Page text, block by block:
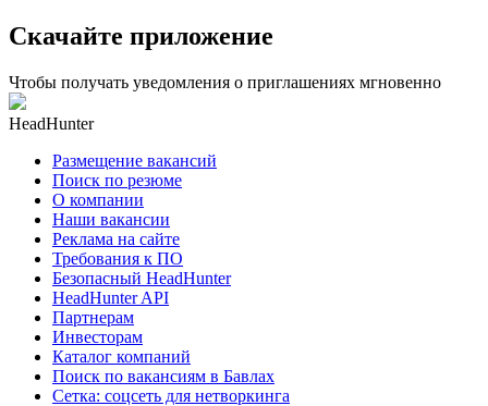
Скачайте приложение
Чтобы получать уведомления о приглашениях мгновенно
HeadHunter
Размещение вакансий
Поиск по резюме
О компании
Наши вакансии
Реклама на сайте
Требования к ПО
Безопасный HeadHunter
HeadHunter API
Партнерам
Инвесторам
Каталог компаний
Поиск по вакансиям в Бавлах
Сетка: соцсеть для нетворкинга